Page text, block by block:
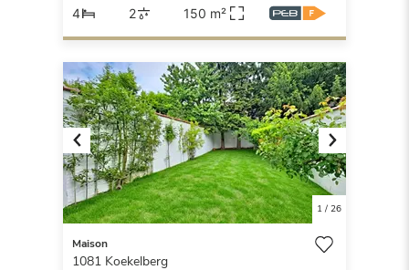
4 2 150 m²
Previous Next
1/ 26
Maison
1081 Koekelberg